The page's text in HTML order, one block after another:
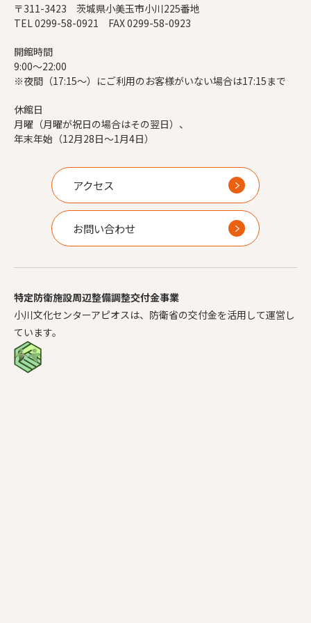
〒311-3423 茨城県小美玉市小川225番地
TEL 0299-58-0921 FAX 0299-58-0923
開館時間
9:00～22:00
※夜間（17:15～）にご利用のお客様がいない場合は17:15まで
休館日
月曜（月曜が祝日の場合はその翌日）、
年末年始（12月28日～1月4日）
アクセス
お問い合わせ
特定防衛施設周辺整備調整交付金事業
小川文化センターアピオスは、防衛省の交付金を活用して運営し
ています。